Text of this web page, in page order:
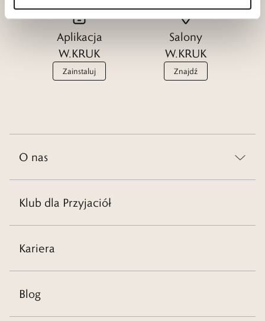
Aplikacja
W.KRUK
Zainstaluj
Salony
W.KRUK
Znajdź
O nas
Klub dla Przyjaciół
Kariera
Blog